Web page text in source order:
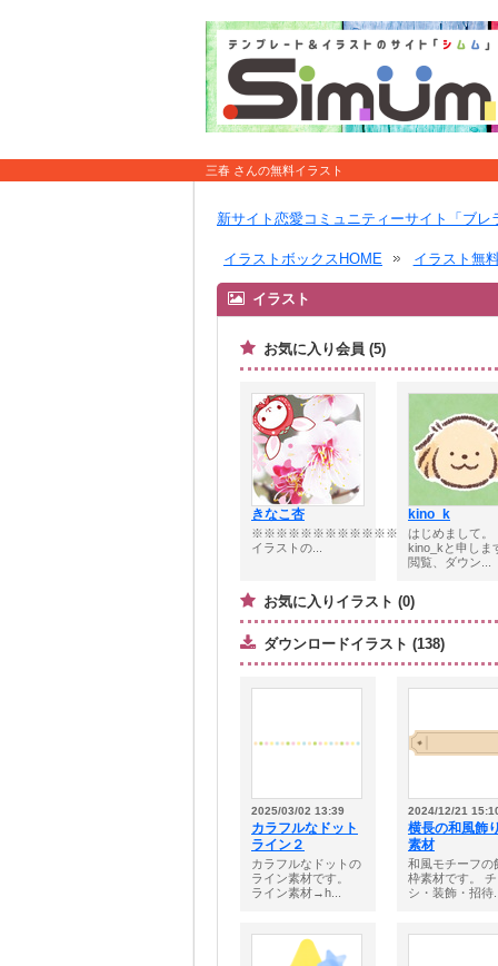
三春 さんの無料イラスト
新サイト恋愛コミュニティーサイト「ブレ
イラストボックスHOME イラスト無
イラスト
お気に入り会員 (5)
きなこ杏
※※※※※※※※※※※※※※※※※※※■
イラストの...
kino_k
はじめまして。
kino_kと申しま
閲覧、ダウン...
お気に入りイラスト (0)
ダウンロードイラスト (138)
2025/03/02 13:39
カラフルなドット
ライン２
カラフルなドットの
ライン素材です。
ライン素材→h...
2024/12/21
横長の和風飾
素材
和風モチーフの
枠素材です。
シ・装飾・招待